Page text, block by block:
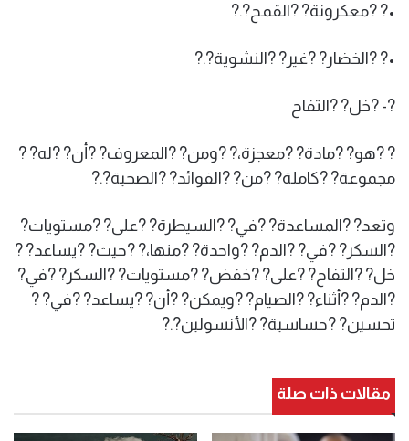
•? ?معكرونة? ?القمح?.?
•? ?الخضار? ?غير? ?النشوية?.?
?- ?خل? ?التفاح
? ?هو? ?مادة? ?معجزة،? ?ومن? ?المعروف? ?أن? ?له? ?
مجموعة? ?كاملة? ?من? ?الفوائد? ?الصحية?.?
وتعد? ?المساعدة? ?في? ?السيطرة? ?على? ?مستويات?
?السكر? ?في? ?الدم? ?واحدة? ?منها،? ?حيث? ?يساعد? ?
خل? ?التفاح? ?على? ?خفض? ?مستويات? ?السكر? ?في?
?الدم? ?أثناء? ?الصيام? ?ويمكن? ?أن? ?يساعد? ?في? ?
تحسين? ?حساسية? ?الأنسولين?.?
مقالات ذات صلة